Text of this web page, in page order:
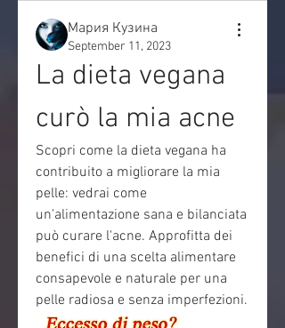
Мария Кузина
September 11, 2023
La dieta vegana
curò la mia acne
Scopri come la dieta vegana ha
contribuito a migliorare la mia
pelle: vedrai come
un'alimentazione sana e bilanciata
può curare l'acne. Approfitta dei
benefici di una scelta alimentare
consapevole e naturale per una
pelle radiosa e senza imperfezioni.